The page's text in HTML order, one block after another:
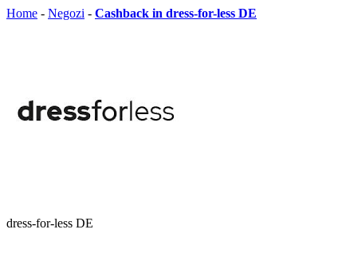
Home - Negozi - Cashback in dress-for-less DE
dress-for-less DE